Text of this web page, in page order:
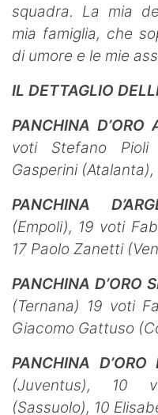
squadra. La mia
mia famiglia, che
di umore e le mie
IL DETTAGLIO
PANCHINA
voti
Stefano
Gasperini (Atalanta),
PANCHINA
(Empoli), 19 voti
17 Paolo Zanetti
PANCHINA D’ORO
(Ternana) 19 voti
Giacomo Gattuso
PANCHINA D’ORO
(Juventus), 10
(Sassuolo), 10